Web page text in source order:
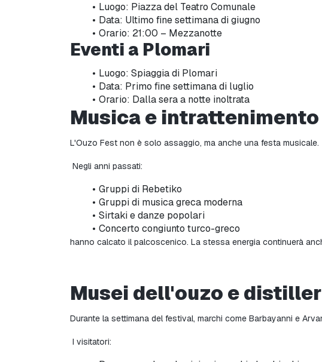
Luogo: Piazza del Teatro Comunale
Data: Ultimo fine settimana di giugno
Orario: 21:00 – Mezzanotte
Eventi a Plomari
Luogo: Spiaggia di Plomari
Data: Primo fine settimana di luglio
Orario: Dalla sera a notte inoltrata
Musica e
L'Ouzo Fest non è solo assaggio, ma anche una festa musicale.
Negli anni passati:
Gruppi di Rebetiko
Gruppi di musica greca moderna
Sirtaki e danze popolari
Concerto congiunto turco-greco
hanno calcato il palcoscenico. La stessa energia continuerà
Musei dell'ouzo e
Durante la settimana del festival, marchi come Barbayanni e
I visitatori: